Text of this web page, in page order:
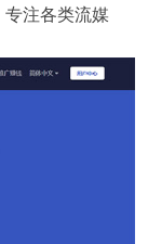
注各类流媒